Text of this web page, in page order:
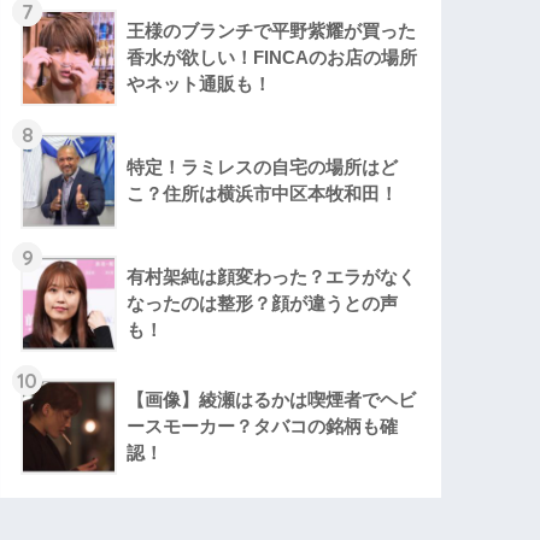
7
王様のブランチで平野紫耀が買った
香水が欲しい！FINCAのお店の場所
やネット通販も！
8
特定！ラミレスの自宅の場所はど
こ？住所は横浜市中区本牧和田！
9
有村架純は顔変わった？エラがなく
なったのは整形？顔が違うとの声
も！
10
【画像】綾瀬はるかは喫煙者でヘビ
ースモーカー？タバコの銘柄も確
認！